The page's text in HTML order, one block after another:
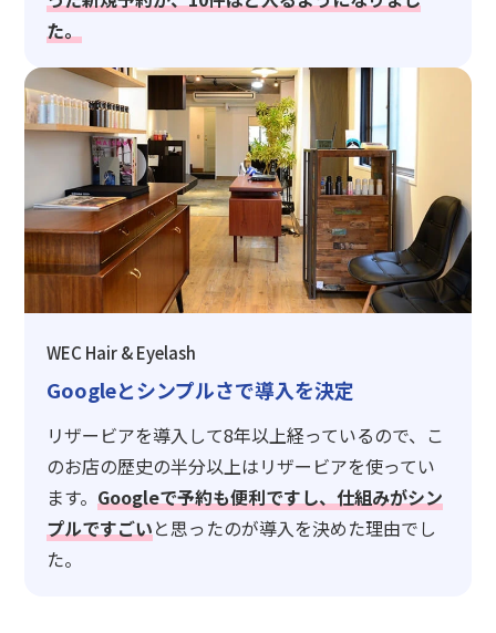
た。
WEC Hair & Eyelash
Googleとシンプルさで導入を決定
リザービアを導入して8年以上経っているので、こ
のお店の歴史の半分以上はリザービアを使ってい
ます。Googleで予約も便利ですし、仕組みがシン
プルですごいと思ったのが導入を決めた理由でし
た。